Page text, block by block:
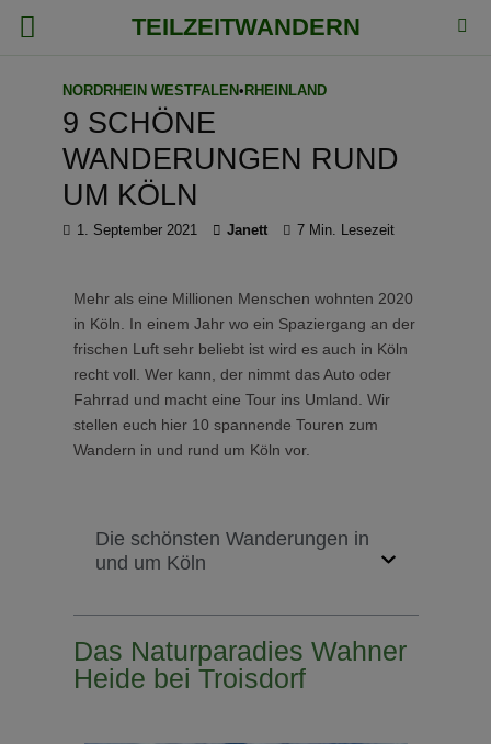
TEILZEITWANDERN
NORDRHEIN WESTFALEN• RHEINLAND
9 SCHÖNE
WANDERUNGEN RUND
UM KÖLN
1. September 2021 Janett 7 Min. Lesezeit
Mehr als eine Millionen Menschen wohnten 2020
in Köln. In einem Jahr wo ein Spaziergang an der
frischen Luft sehr beliebt ist wird es auch in Köln
recht voll. Wer kann, der nimmt das Auto oder
Fahrrad und macht eine Tour ins Umland. Wir
stellen euch hier 10 spannende Touren zum
Wandern in und rund um Köln vor.
Die schönsten Wanderungen in
und um Köln
Das Naturparadies Wahner
Heide bei Troisdorf